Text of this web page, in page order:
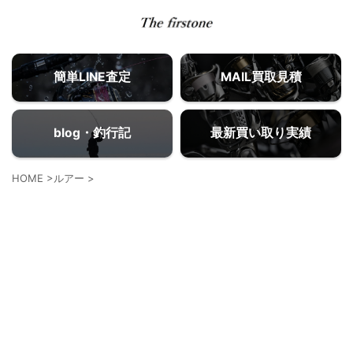
簡単LINE査定 MAIL買取見積
blog・釣行記 最新買い取り実績
HOME >ルアー >